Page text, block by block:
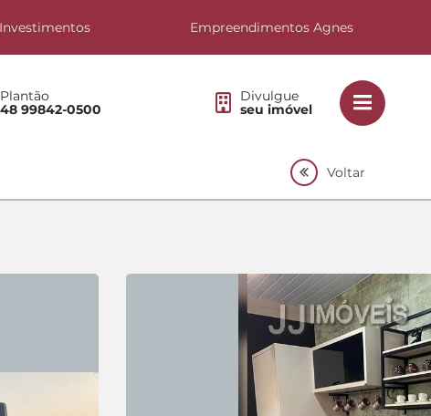
Investimentos Empreendimentos Agnes
Plantão
48 99842-0500
Divulgue
seu imóvel
Voltar